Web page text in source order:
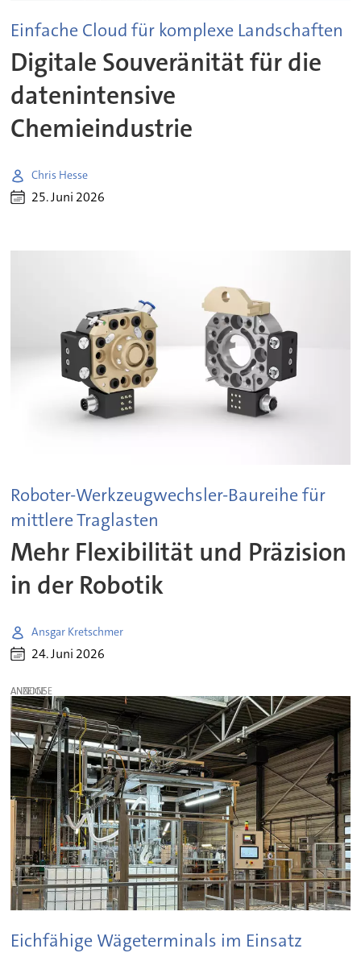
Einfache Cloud für komplexe Landschaften
Digitale Souveränität für die
datenintensive
Chemieindustrie
Chris Hesse
25. Juni 2026
Roboter-Werkzeugwechsler-Baureihe für
mittlere Traglasten
Mehr Flexibilität und Präzision
in der Robotik
Ansgar Kretschmer
24. Juni 2026
ANZEIGE
Eichfähige Wägeterminals im Einsatz